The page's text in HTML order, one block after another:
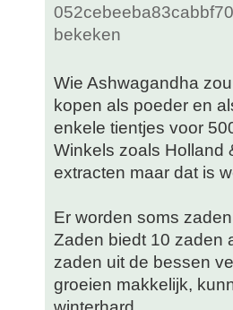
bekeken
Wie Ashwagandha
kopen als poeder en
enkele tientjes voor
Winkels zoals Holland
extracten maar dat is
Er worden soms
Zaden biedt 10 zaden
zaden uit de bessen
groeien makkelijk,